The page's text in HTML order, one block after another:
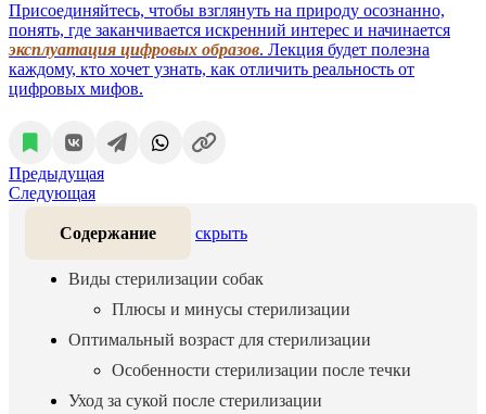
Присоединяйтесь, чтобы взглянуть на природу осознанно,
понять, где заканчивается искренний интерес и начинается
эксплуатация цифровых образов. Лекция будет полезна
каждому, кто хочет узнать, как отличить реальность от
цифровых мифов.
Предыдущая
Следующая
Содержание скрыть
Виды стерилизации собак
Плюсы и минусы стерилизации
Оптимальный возраст для стерилизации
Особенности стерилизации после течки
Уход за сукой после стерилизации